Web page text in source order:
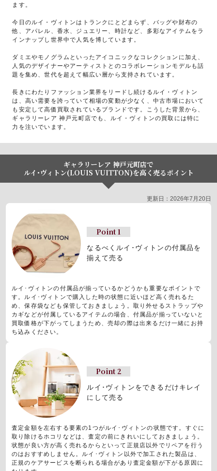
ます。
今日のルイ・ヴィトンはトランクにとどまらず、バッグや財布の
他、アパレル、香水、ジュエリー、時計など、多彩なアイテムをラ
インナップし世界中で人気を博しています。
ダミエやモノグラムといったアイコニックなコレクションに加え、
人気のデザイナーやアーティストとのコラボレーションモデルも話
題を集め、世代を超えて幅広い層から支持されています。
長きにわたりファッション業界をリードし続けるルイ・ヴィトン
は、高い需要を誇っていて相場の変動が少なく、中古市場において
も安定して高価買取されているブランドです。こうした背景から、
ギャラリーレア 神戸元町店でも、ルイ・ヴィトンの買取には特に
力を注いでいます。
ギャラリーレア 神戸元町店で
ルイ･ヴィトン(LOUIS VUITTON)を高く売るポイント
更新日：2026年7月20日
Point 1
なるべくルイ･ヴィトンの付属品を
揃えて売る
ルイ･ヴィトンの付属品が揃っているかどうかも重要なポイントで
す。ルイ･ヴィトンで購入した時の状態に近いほど高く売れるた
め、保存袋なども保管しておきましょう。取り外せるストラップや
カギなどが付属しているアイテムの場合、付属品が揃っていないと
買取価格が下がってしまうため、売却の際は出来るだけ一緒にお持
ち込みください。
Point 2
ルイ･ヴィトンをできるだけキレイ
にして売る
査定金額を左右する要素の1つがルイ･ヴィトンの状態です。すぐに
取り除けるホコリなどは、査定の前にきれいにしておきましょう。
状態が良い方が高く売れるからといって正規店以外でリペアを行う
のはおすすめしません。ルイ･ヴィトン以外で加工された製品は、
正規のケアサービスを断られる場合があり査定金額が下がる原因に